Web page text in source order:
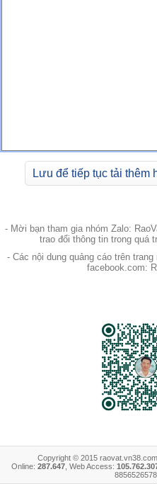
Lưu để tiếp tục tải thêm
- Mời bạn tham gia nhóm Zalo:
trao đổi thông tin trong quá
- Các nội dung quảng cáo trên
facebook.com:
Copyright © 2015
Online: 287.647 , Web Access: